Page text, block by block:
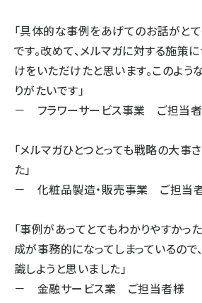
「具体的な事例をあげてのお話がと
です。改めて、メルマガに対する施策
けをいただけたと思います。このよう
りがたいです」
－ フラワーサービス事業 ご担当
「メルマガひとつとっても戦略の大事
た」
－ 化粧品製造・販売事業 ご担当
「事例があってとてもわかりやすかっ
成が事務的になってしまっているので
識しようと思いました」
－ 金融サービス業 ご担当者様